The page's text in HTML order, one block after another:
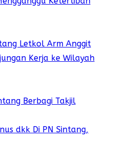
Letkol Arm Anggit
Kerja ke Wilayah
Berbagi Takjil
dkk Di PN Sintang,